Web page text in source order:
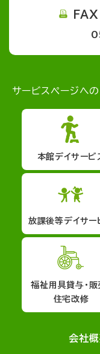
FAX
サービスページへの
本館デイサービ
放課後等デイサー
福祉用具貸与・販
住宅改修
会社